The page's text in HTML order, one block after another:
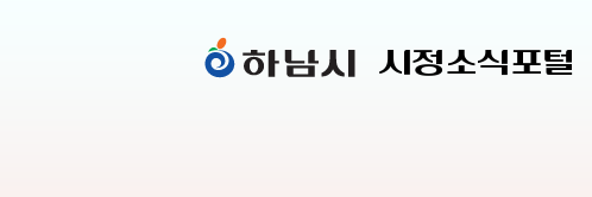
시정소식포털